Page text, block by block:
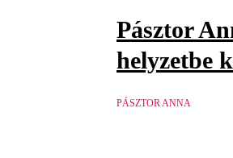
Pásztor
helyzetbe
PÁSZTOR ANNA